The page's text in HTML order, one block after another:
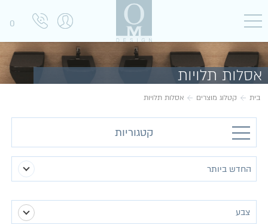
0
אסלות תלויות
בית קטלוג מוצרים אסלות תלויות
קטגוריות
צבע